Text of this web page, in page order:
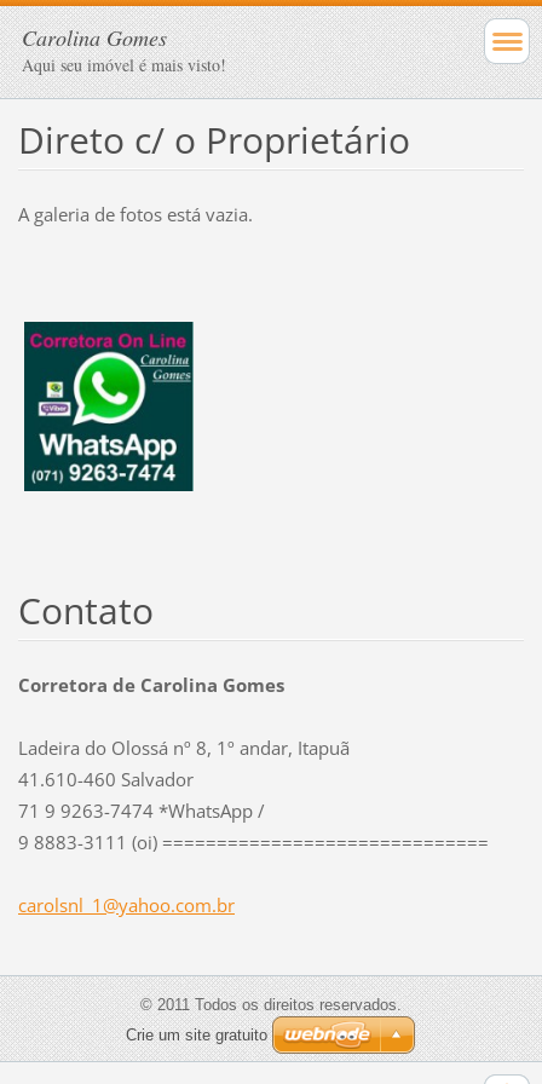
Carolina Gomes
Aqui seu imóvel é mais visto!
Direto c/ o Proprietário
A galeria de fotos está vazia.
Contato
Corretora de Carolina Gomes
Ladeira do Olossá nº 8, 1º andar, Itapuã
41.610-460 Salvador
71 9 9263-7474 *WhatsApp /
9 8883-3111 (oi) ==============================
carolsnl _1@yahoo.com.br
© 2011 Todos os direitos reservados.
Crie um site gratuito